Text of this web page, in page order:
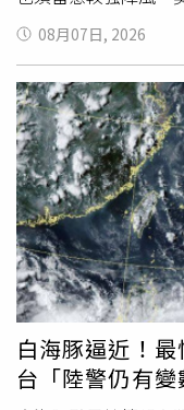
將由原本穩定轉為局
（8日）至下週一清
局部地區不排除出現
部受到過山沉降作用
估高溫方面，北部約
36度，東部23至36
至12日隨著颱風逐漸
的西南部仍有局部陣
地區則以晴朗炎熱天
端高溫，中部以北午
至14日，西南風雖然
部仍有局部降雨，大
展強對流天氣，民眾
象署7日2時發布的
「白海豚」正緩慢減
08月07日, 2026
白海豚逼近！
台「陸警仍有變